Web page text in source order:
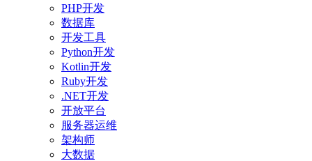
PHP开发
数据库
开发工具
Python开发
Kotlin开发
Ruby开发
.NET开发
开放平台
服务器运维
架构师
大数据